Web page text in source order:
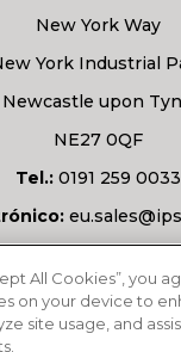
New York Way
York Industrial
Newcastle upon
NE27 0QF
Tel.:0191 259 0033
alguna
All Cookies”, you
on your device to
site usage, and